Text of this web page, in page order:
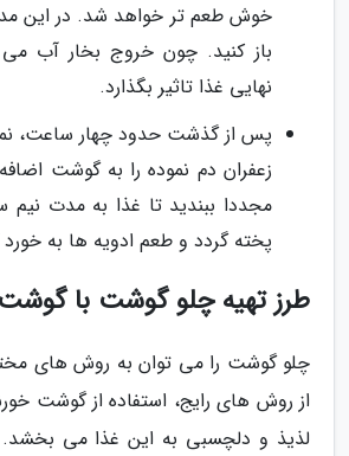
خوش طعم تر خواهد شد. در این
باز کنید. چون خروج بخار آب
نهایی غذا تاثیر بگذارد.
پس از گذشت حدود چهار ساعت،
زعفران دم نموده را به گوشت
مجددا ببندید تا غذا به مدت
پخته گردد و طعم ادویه ها به
طرز تهیه چلو گوشت با
چلو گوشت را می توان به روش های
از روش های رایج، استفاده از گوشت
لذیذ و دلچسبی به این غذا می بخشد.